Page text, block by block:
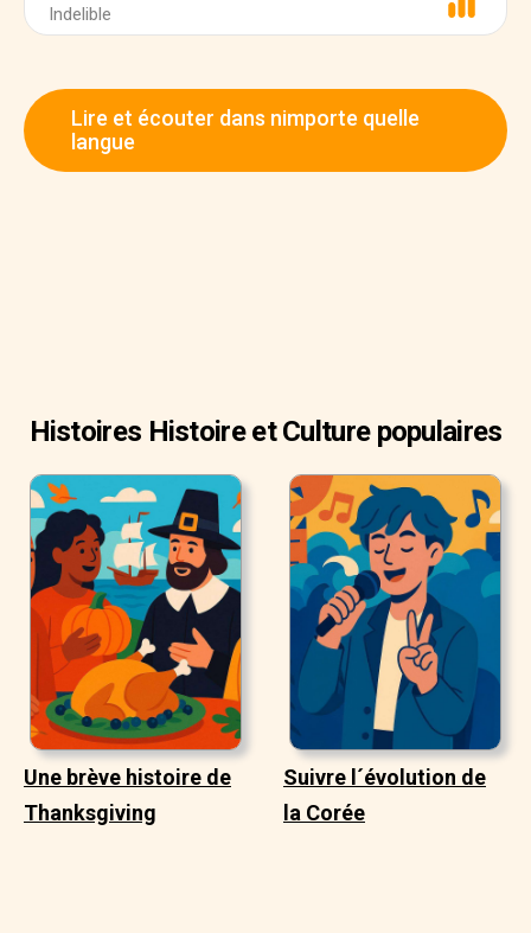
Indelible
Lire et écouter dans nimporte quelle
langue
Histoires Histoire et Culture populaires
Une brève histoire de
Thanksgiving
Suivre l´évolution de
la Corée